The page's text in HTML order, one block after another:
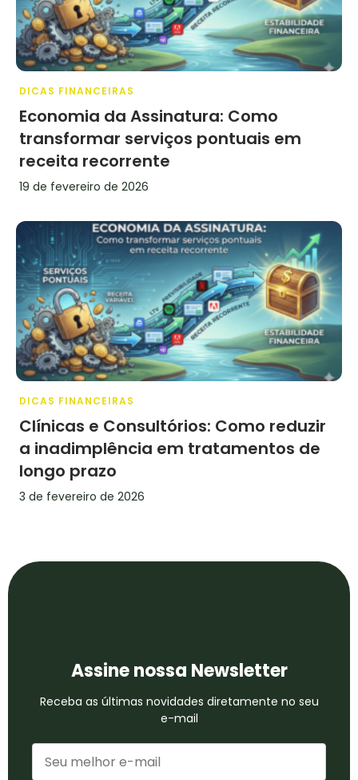
DICAS FINANCEIRAS
Economia da Assinatura: Como
transformar serviços pontuais em
receita recorrente
19 de fevereiro de 2026
DICAS FINANCEIRAS
Clínicas e Consultórios: Como reduzir
a inadimplência em tratamentos de
longo prazo
3 de fevereiro de 2026
Assine nossa Newsletter
Receba as últimas novidades diretamente no seu
e-mail